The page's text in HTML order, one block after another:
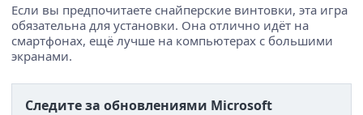
Если вы предпочитаете снайперские винтовки, эта игра
обязательна для установки. Она отлично идёт на
смартфонах, ещё лучше на компьютерах с большими
экранами.
Следите за обновлениями Microsoft